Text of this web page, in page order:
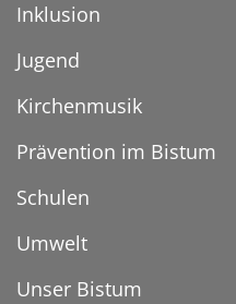
Inklusion
Jugend
Kirchenmusik
Prävention im Bistum
Schulen
Umwelt
Unser Bistum